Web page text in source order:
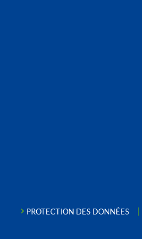
PROTECTION DES DONNÉES